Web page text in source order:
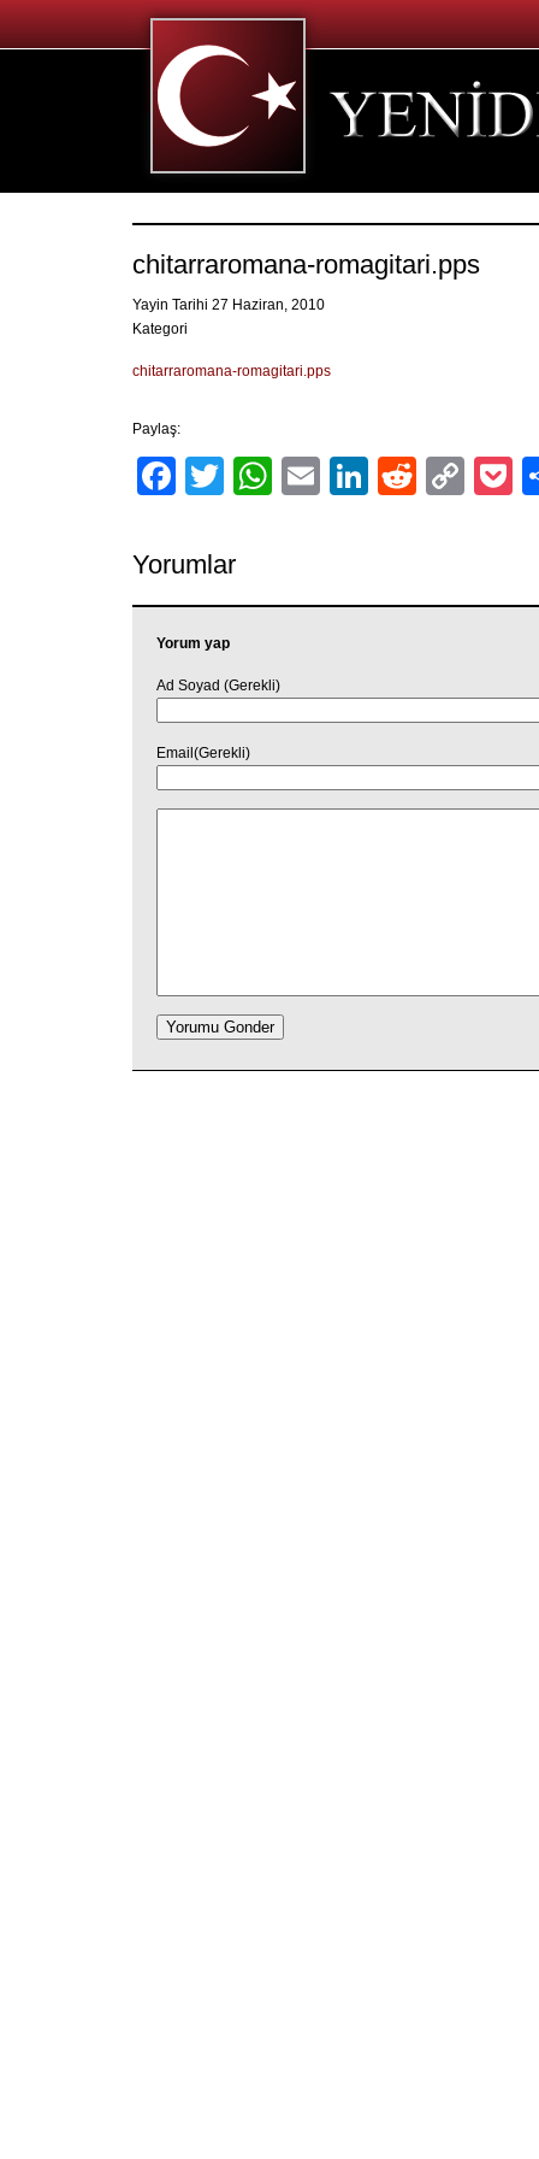
chitarraromana-romagitari.pps
Yayin Tarihi 27 Haziran, 2010
Kategori
chitarraromana-romagitari.pps
Paylaş:
Facebook
TwitterWhatsApp
EmailLinkedIn
Reddit
Yorumlar
Yorum yap
Ad Soyad (Gerekli)
Email(Gerekli)